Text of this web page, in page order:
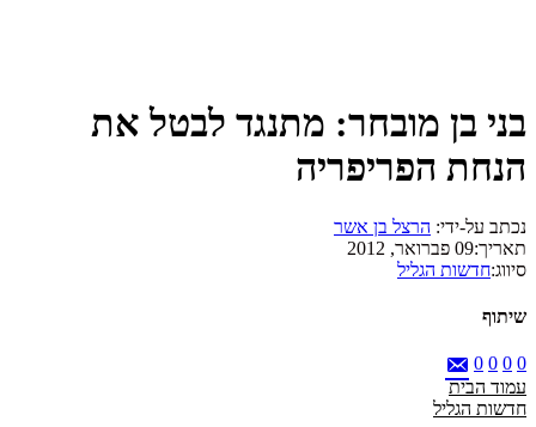
בני בן מובחר: מתנגד לבטל את
הנחת הפריפריה
נכתב על-ידי: הרצל בן אשר
תאריך:09 פברואר, 2012
סיווג:חדשות הגליל
שיתוף
0
0
0
0
עמוד הבית
חדשות הגליל